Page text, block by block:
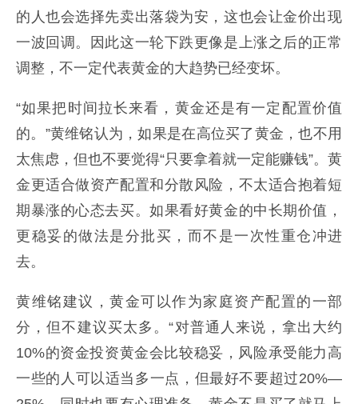
的人也会选择先卖出落袋为安，这也会让金价出现
一波回调。因此这一轮下跌更像是上涨之后的正常
调整，不一定代表黄金的大趋势已经变坏。
“如果把时间拉长来看，黄金还是有一定配置价值
的。”黄维铭认为，如果是在高位买了黄金，也不用
太焦虑，但也不要觉得“只要拿着就一定能赚钱”。黄
金更适合做资产配置和分散风险，不太适合抱着短
期暴涨的心态去买。如果看好黄金的中长期价值，
更稳妥的做法是分批买，而不是一次性重仓冲进
去。
黄维铭建议，黄金可以作为家庭资产配置的一部
分，但不建议买太多。“对普通人来说，拿出大约
10%的资金投资黄金会比较稳妥，风险承受能力高
一些的人可以适当多一点，但最好不要超过20%—